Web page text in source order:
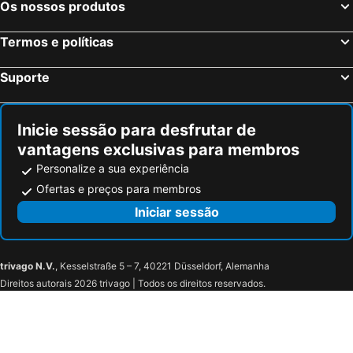
Résidence LeVilliers
WS Opéra - Edimbourg
Cosy, fully-equipped apt - 1BD-2P - near Paris
Metro Pigalle,garconniere 25 M2, 2 Per, Cabarets Theatres,restaurants,tout Confort.
Os nossos produtos
Termos e políticas
Suporte
Inicie sessão para desfrutar de
vantagens exclusivas para membros
Personalize a sua experiência
Ofertas e preços para membros
Iniciar sessão
trivago N.V., Kesselstraße 5 – 7, 40221 Düsseldorf, Alemanha
Direitos autorais 2026 trivago | Todos os direitos reservados.